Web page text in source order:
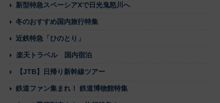
新型特急スペーシアXで日光鬼怒川へ
冬のおすすめ国内旅行特集
近鉄特急「ひのとり」
楽天トラベル 国内宿泊
【JTB】日帰り新幹線ツアー
鉄道ファン集まれ！ 鉄道博物館特集